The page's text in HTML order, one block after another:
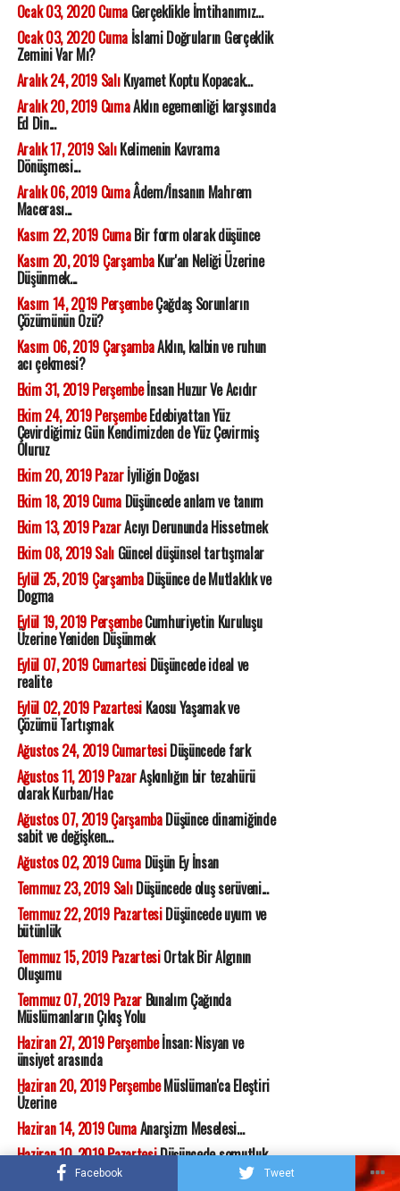
Facebook Tweet
Ocak 03, 2020 CumaGerçeklikle İmtihanımız...
Ocak 03, 2020 Cumaİslami Doğruların Gerçeklik
Zemini Var Mı?
Aralık 24, 2019 SalıKıyamet Koptu Kopacak...
Aralık 20, 2019 CumaAklın egemenliği karşısında
Ed Din...
Aralık 17, 2019 SalıKelimenin Kavrama
Dönüşmesi...
Aralık 06, 2019 CumaÂdem/İnsanın Mahrem
Macerası...
Kasım 22, 2019 CumaBir form olarak düşünce
Kasım 20, 2019 ÇarşambaKur'an Neliği Üzerine
Düşünmek...
Kasım 14, 2019 PerşembeÇağdaş Sorunların
Çözümünün Özü?
Kasım 06, 2019 ÇarşambaAklın, kalbin ve ruhun
acı çekmesi?
Ekim 31, 2019 Perşembeİnsan Huzur Ve Acıdır
Ekim 24, 2019 PerşembeEdebiyattan Yüz
Çevirdiğimiz Gün Kendimizden de Yüz Çevirmiş
Oluruz
Ekim 20, 2019 Pazarİyiliğin Doğası
Ekim 18, 2019 CumaDüşüncede anlam ve tanım
Ekim 13, 2019 PazarAcıyı Derununda Hissetmek
Ekim 08, 2019 SalıGüncel düşünsel tartışmalar
Eylül 25, 2019 ÇarşambaDüşünce de Mutlaklık ve
Dogma
Eylül 19, 2019 PerşembeCumhuriyetin Kuruluşu
Üzerine Yeniden Düşünmek
Eylül 07, 2019 CumartesiDüşüncede ideal ve
realite
Eylül 02, 2019 PazartesiKaosu Yaşamak ve
Çözümü Tartışmak
Ağustos 24, 2019 CumartesiDüşüncede fark
Ağustos 11, 2019 PazarAşkınlığın bir tezahürü
olarak Kurban/Hac
Ağustos 07, 2019 ÇarşambaDüşünce dinamiğinde
sabit ve değişken...
Ağustos 02, 2019 CumaDüşün Ey İnsan
Temmuz 23, 2019 SalıDüşüncede oluş serüveni...
Temmuz 22, 2019 PazartesiDüşüncede uyum ve
bütünlük
Temmuz 15, 2019 PazartesiOrtak Bir Algının
Oluşumu
Temmuz 07, 2019 PazarBunalım Çağında
Müslümanların Çıkış Yolu
Haziran 27, 2019 Perşembeİnsan: Nisyan ve
ünsiyet arasında
Haziran 20, 2019 PerşembeMüslüman'ca Eleştiri
Üzerine
Haziran 14, 2019 CumaAnarşizm Meselesi...
Haziran 10, 2019 PazartesiDüşüncede somutluk